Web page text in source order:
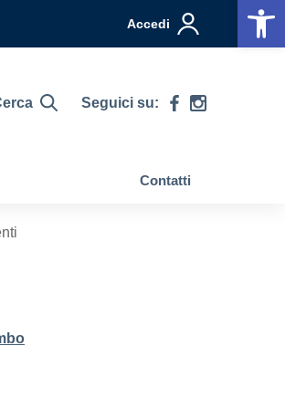
Accedi
Seguici su:
Contatti